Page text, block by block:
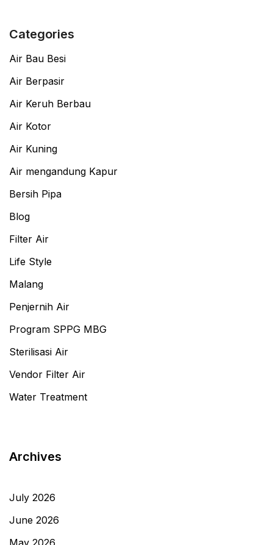
Categories
Air Bau Besi
Air Berpasir
Air Keruh Berbau
Air Kotor
Air Kuning
Air mengandung Kapur
Bersih Pipa
Blog
Filter Air
Life Style
Malang
Penjernih Air
Program SPPG MBG
Sterilisasi Air
Vendor Filter Air
Water Treatment
Archives
July 2026
June 2026
May 2026